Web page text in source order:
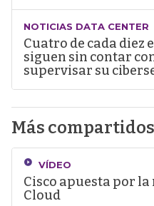
NOTICIAS DATA CENTER
Cuatro de cada diez
siguen sin contar
supervisar su
Más compartidos
VÍDEO
Cisco apuesta por la
Cloud